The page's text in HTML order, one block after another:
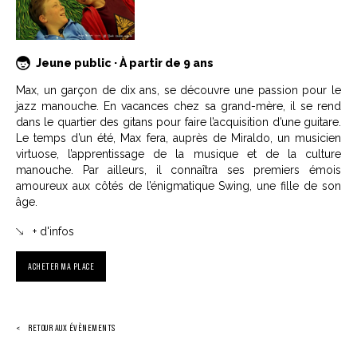
Jeune public · À partir de 9 ans
Max, un garçon de dix ans, se découvre une passion pour le
jazz manouche. En vacances chez sa grand-mère, il se rend
dans le quartier des gitans pour faire l’acquisition d’une guitare.
Le temps d’un été, Max fera, auprès de Miraldo, un musicien
virtuose, l’apprentissage de la musique et de la culture
manouche. Par ailleurs, il connaîtra ses premiers émois
amoureux aux côtés de l’énigmatique Swing, une fille de son
âge.
+ d'infos
ACHETER MA PLACE
RETOUR AUX ÉVÈNEMENTS